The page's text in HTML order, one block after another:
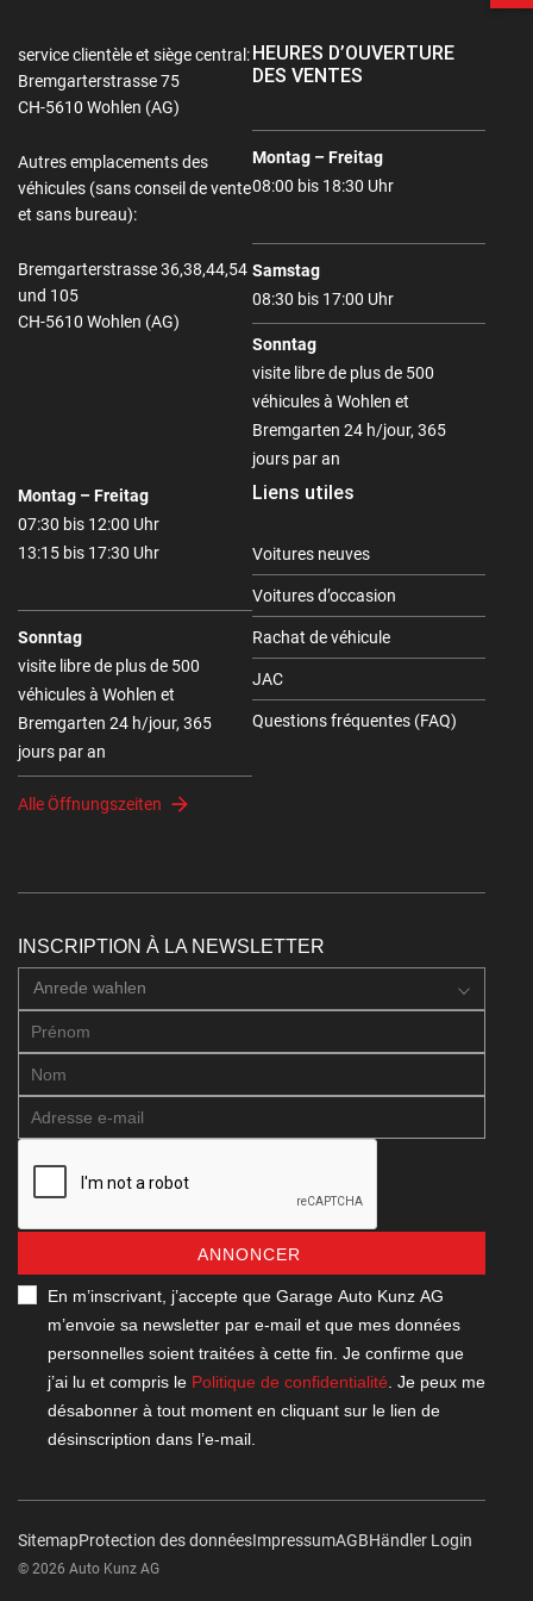
service clientèle et siège central:
Bremgarterstrasse 75
CH-5610 Wohlen (AG)
Autres emplacements des
véhicules (sans conseil de vente
et sans bureau):
Bremgarterstrasse 36,38,44,54
und 105
CH-5610 Wohlen (AG)
HEURES D’OUVERTURE
DES VENTES
Montag – Freitag
08:00 bis 18:30 Uhr
Samstag
08:30 bis 17:00 Uhr
Sonntag
visite libre de plus de 500
véhicules à Wohlen et
Bremgarten 24 h/jour, 365
jours par an
Montag – Freitag
07:30 bis 12:00 Uhr
13:15 bis 17:30 Uhr
Sonntag
visite libre de plus de 500
véhicules à Wohlen et
Bremgarten 24 h/jour, 365
jours par an
Alle Öffnungszeiten
Liens utiles
Voitures neuves
Voitures d’occasion
Rachat de véhicule
JAC
Questions fréquentes (FAQ)
INSCRIPTION À LA NEWSLETTER
Anrede wahlen
ANNONCER
En m’inscrivant, j’accepte que Garage Auto Kunz AG
m’envoie sa newsletter par e-mail et que mes données
personnelles soient traitées à cette fin. Je confirme que
j’ai lu et compris le Politique de confidentialité . Je peux me
désabonner à tout moment en cliquant sur le lien de
désinscription dans l’e-mail.
SitemapProtection des donnéesImpressumAGBHändler Login
© 2026 Auto Kunz AG